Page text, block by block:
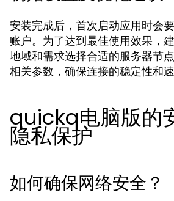
安装完成后，首次启动应用时会
账户。为了达到最佳使用效果，
地域和需求选择合适的服务器节
相关参数，确保连接的稳定性和速
quickq电脑版的
隐私保护
如何确保网络安全？